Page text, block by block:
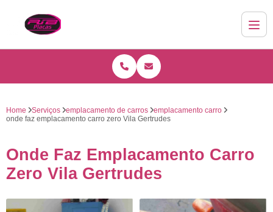
Home Serviços emplacamento de carros
emplacamento carro
onde faz emplacamento carro zero Vila Gertrudes
Onde Faz Emplacamento Carro
Zero Vila Gertrudes